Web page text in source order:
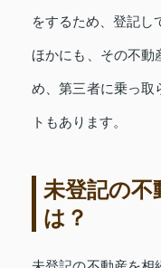
をするため、登記し
ほかにも、その不動
め、第三者に乗っ取
トもあります。
未登記の不
は？